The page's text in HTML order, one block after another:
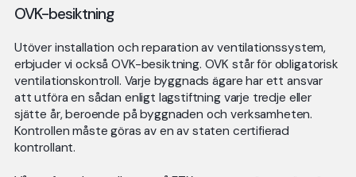
OVK-besiktning
Utöver installation och reparation av ventilationssystem,
erbjuder vi också OVK-besiktning. OVK står för obligatorisk
ventilationskontroll. Varje byggnads ägare har ett ansvar
att utföra en sådan enligt lagstiftning varje tredje eller
sjätte år, beroende på byggnaden och verksamheten.
Kontrollen måste göras av en av staten certifierad
kontrollant.